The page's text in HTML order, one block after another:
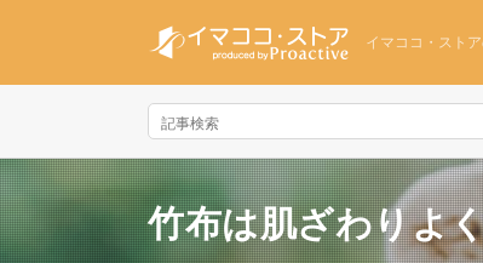
イマココ・スト
竹布は肌ざわりよ